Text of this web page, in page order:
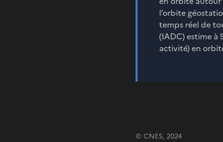
l’orbite
temps réel de
(IADC) estime à
activité) en
© CNES, 2024